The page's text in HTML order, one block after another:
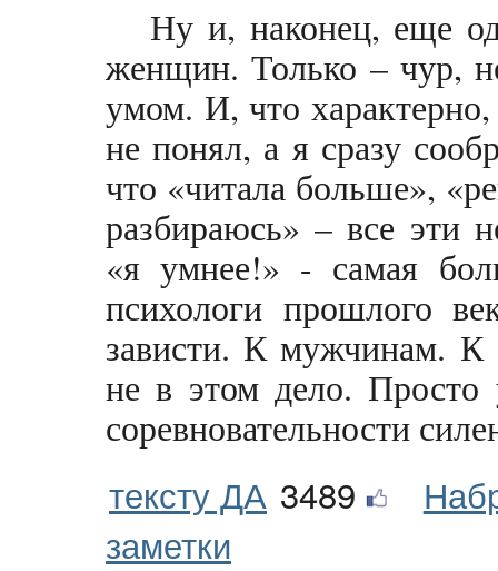
Ну и, наконец, еще
женщин. Только – чур,
умом. И, что
не понял, а я сразу
что «читала больше»,
разбираюсь» – все эти
«я умнее!» - самая
психологи прошлого
зависти. К мужчинам.
не в этом дело.
соревновательности
тексту ДА 3489
заметки